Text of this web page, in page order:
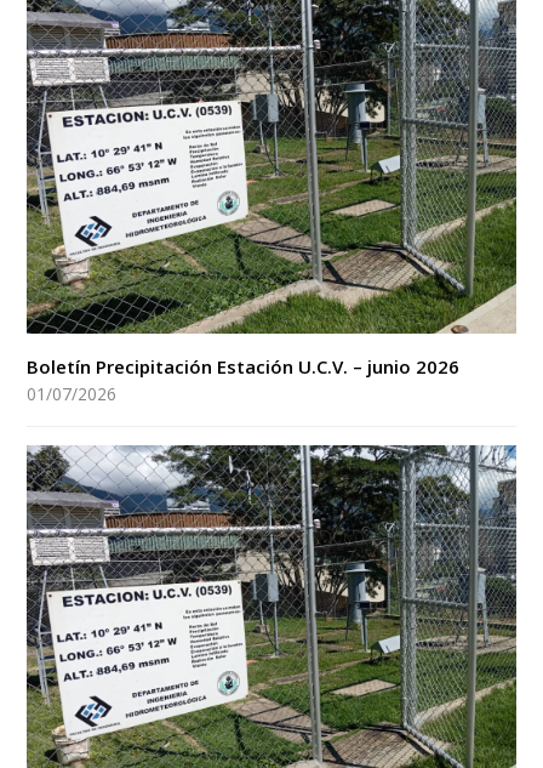
Boletín Precipitación Estación U.C.V. – junio 2026
01/07/2026